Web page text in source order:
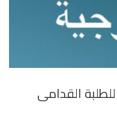
للطلبة القدامى